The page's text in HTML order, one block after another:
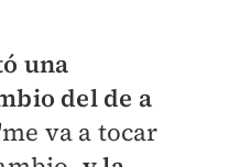
una
del de a
va a tocar